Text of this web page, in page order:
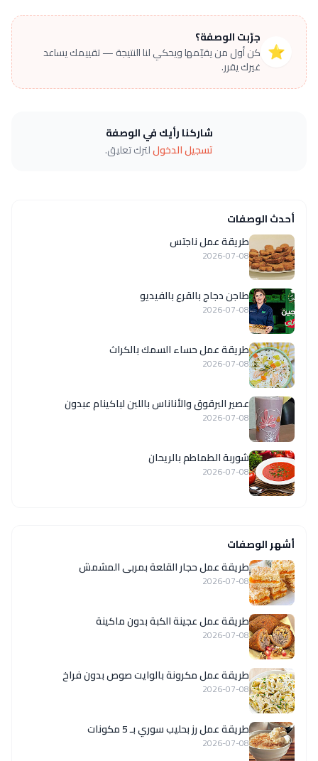
⭐
جرّبت الوصفة؟
كن أول من يقيّمها ويحكي لنا النتيجة — تقييمك يساعد
غيرك يقرر.
شاركنا رأيك في الوصفة
تسجيل الدخوللترك تعليق.
أحدث الوصفات
طريقة عمل ناجتس
2026-07-08
طاجن دجاج بالقرع بالفيديو
2026-07-08
طريقة عمل حساء السمك بالكراث
2026-07-08
عصير البرقوق والأناناس باللبن لباكينام عبدون
2026-07-08
شوربة الطماطم بالريحان
2026-07-08
أشهر الوصفات
طريقة عمل حجار القلعة بمربى المشمش
2026-07-08
طريقة عمل عجينة الكبة بدون ماكينة
2026-07-08
طريقة عمل مكرونة بالوايت صوص بدون فراخ
2026-07-08
طريقة عمل رز بحليب سوري بـ 5 مكونات
2026-07-08